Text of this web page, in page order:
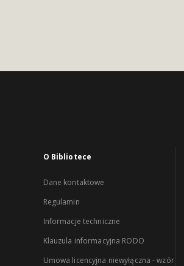
O Bibliotece
Dane kontaktowe
Regulamin
Informacje techniczne
Klauzula informacyjna RODO
Umowa licencyjna niewyłączna - wzór